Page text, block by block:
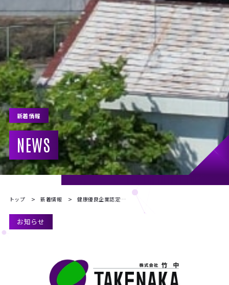
新着情報
NEWS
トップ 新着情報 健康優良企業認定証をいただきました
お知らせ